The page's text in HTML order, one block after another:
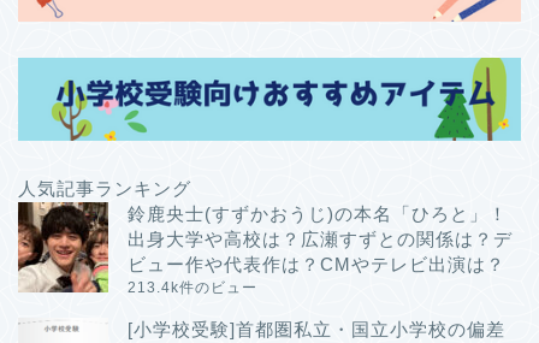
人気記事ランキング
鈴鹿央士(すずかおうじ)の本名「ひろと」！
出身大学や高校は？広瀬すずとの関係は？デ
ビュー作や代表作は？CMやテレビ出演は？
213.4k件のビュー
[小学校受験]首都圏私立・国立小学校の偏差